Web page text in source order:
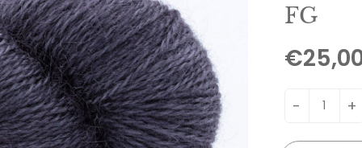
FG
- +